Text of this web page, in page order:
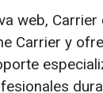
web,
Carrier y